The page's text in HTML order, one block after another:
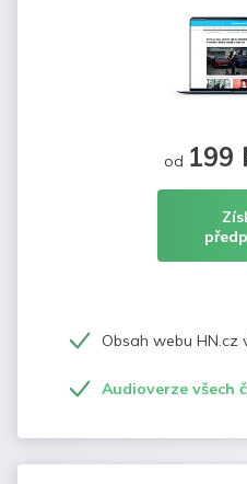
od 199
Obsah webu HN.cz
Audioverze všech